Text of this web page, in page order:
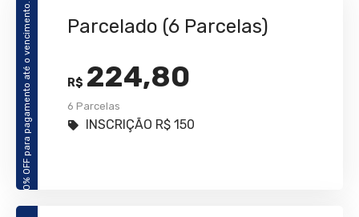
10% OFF para pagamento até o vencimento. Parcelado (6 Parcelas)
R$ 224,80
6 Parcelas
INSCRIÇÃO R$ 150